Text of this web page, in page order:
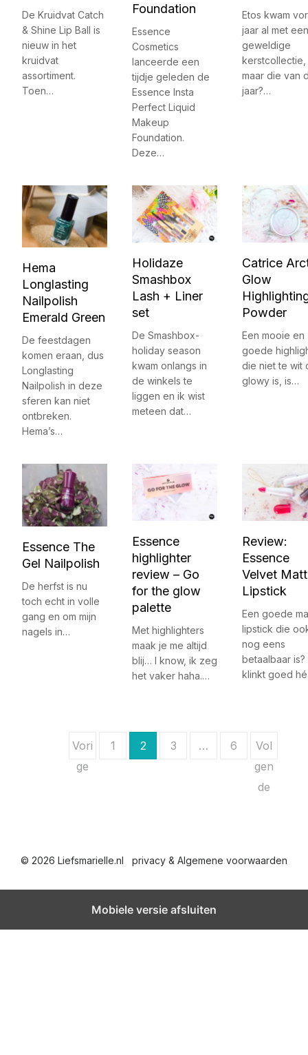
De Kruidvat Catch
& Shine Lip Ball is
nieuw in het
kruidvat
assortiment.
Toen…
Foundation
Essence
Cosmetics
lanceerde een
tijdje geleden de
Essence Insta
Perfect Liquid
Makeup
Foundation.
Deze…
Etos kwam
jaar al met een
geweldige
kerstcollectie,
maar die van
jaar?…
Hema
Longlasting
Nailpolish
Emerald Green
De feestdagen
komen eraan, dus
Longlasting
Nailpolish in deze
sferen kan niet
ontbreken.
Hema’s…
Holidaze
Smashbox
Lash + Liner
set
De Smashbox-
holiday season
kwam onlangs in
de winkels te
liggen en ik wist
meteen dat…
Catrice
Glow
Powder
Een mooie en
goede
die niet te wit
glowy is, is…
Essence The
Gel Nailpolish
De herfst is nu
toch echt in volle
gang en om mijn
nagels in…
Essence
highlighter
review – Go
for the glow
palette
Met highlighters
maak je me altijd
blij… I know, ik zeg
het vaker haha.…
Review:
Essence
Velvet
Lipstick
Een goede
lipstick die
nog eens
betaalbaar is?
klinkt goed
h
t
Vori
ge
1 2 3 … 6
Vol
gen
de
© 2026 Liefsmarielle.nl privacy & Algemene voorwaarden
Mobiele versie afsluiten